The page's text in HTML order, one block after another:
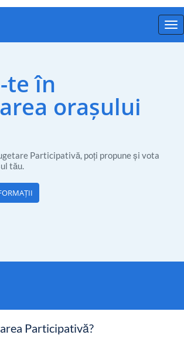
te în
orașului
Participativă, poți propune și vota
tău.
Participativă?